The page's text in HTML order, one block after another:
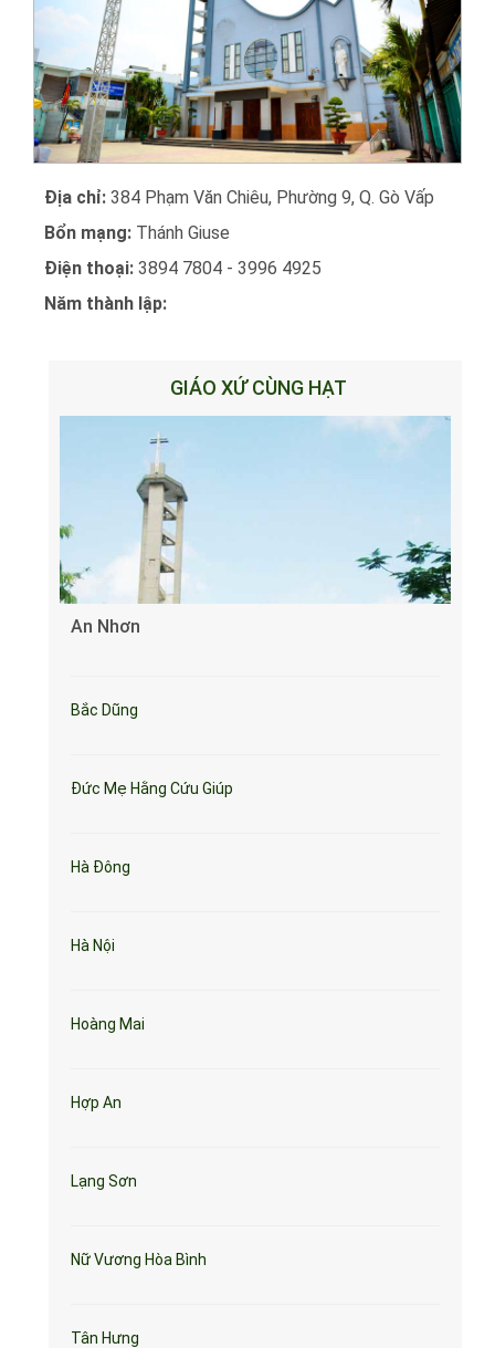
Địa chỉ: 384 Phạm Văn Chiêu, Phường 9, Q. Gò Vấp
Bổn mạng: Thánh Giuse
Điện thoại: 3894 7804 - 3996 4925
Năm thành lập:
GIÁO XỨ CÙNG HẠT
An Nhơn
Bắc Dũng
Đức Mẹ Hằng Cứu Giúp
Hà Đông
Hà Nội
Hoàng Mai
Hợp An
Lạng Sơn
Nữ Vương Hòa Bình
Tân Hưng